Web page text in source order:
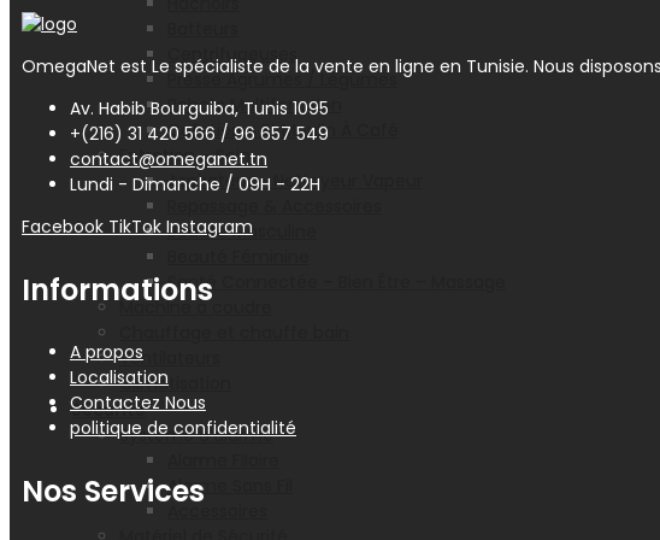
Centrifugeuses
Presse Agrumes / Légumes
Robots Multifonction
Cafetières Et Moulin À Café
Entretien – Soin
Aspirateur – Nettoyeur Vapeur
Beauté Masculine
Santé Connectée – Bien Être – Massage
Machine à coudre
Ventilateurs
Climatisation
Sécurité
Système d’alarme
Alarme Sans Fil
OmegaNet est Le spécialiste de la vente en ligne en Tunisie. Nous
Av. Habib Bourguiba, Tunis 1095
+(216) 31 420 566 / 96 657 549
contact@omeganet.tn
Lundi - Dimanche / 09H - 22H
Facebook TikTok Instagram
Informations
A propos
Localisation
Contactez Nous
politique de confidentialité
Nos Services